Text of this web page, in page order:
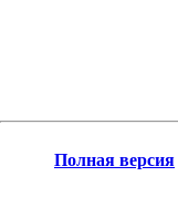
Полная версия